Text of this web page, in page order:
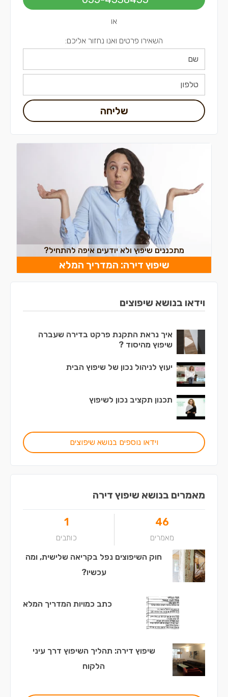
או
השאירו פרטים ואנו נחזור אליכם:
שליחה
מתכננים שיפוץ ולא יודעים איפה להתחיל?
שיפוץ דירה: המדריך המלא
וידאו בנושא שיפוצים
איך נראת התקנת פרקט בדירה שעברה
שיפוץ מהיסוד ?
יעוץ לניהול נכון של שיפוץ הבית
תכנון תקציב נכון לשיפוץ
וידאו נוספים בנושא שיפוצים
מאמרים בנושא שיפוץ דירה
46
מאמרים
1
כותבים
חוק השיפוצים נפל בקריאה שלישית, ומה
עכשיו?
כתב כמויות המדריך המלא
שיפוץ דירה: תהליך השיפוץ דרך עיני
הלקוח